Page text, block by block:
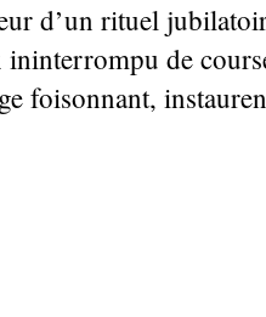
d’un rituel
de
foisonnant,